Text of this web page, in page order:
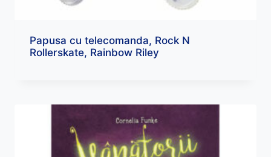
Papusa cu telecomanda, Rock N
Rollerskate, Rainbow Riley